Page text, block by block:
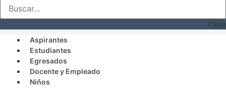
Close
Aspirantes
Estudiantes
Egresados
Docente y Empleado
Niños